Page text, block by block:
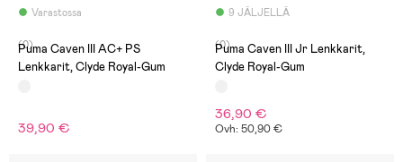
Varastossa
(0)
Puma Caven III AC+ PS
Lenkkarit, Clyde Royal-Gum
39,90 €
9 JÄLJELLÄ
(0)
Puma Caven III Jr Lenkkarit,
Clyde Royal-Gum
36,90 €
Ovh: 50,90 €